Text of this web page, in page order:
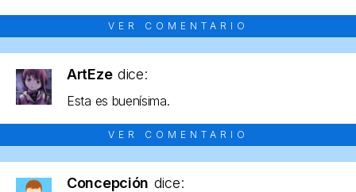
VER COMENTARIO
ArtEze dice:
Esta es buenísima.
VER COMENTARIO
Concepción dice: